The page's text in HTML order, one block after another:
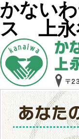
かない
ス 上永